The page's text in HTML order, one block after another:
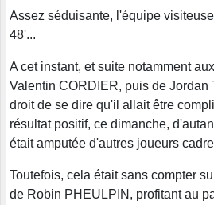
Assez séduisante, l'équipe
48'...
A cet instant, et suite notamment
Valentin CORDIER, puis de Jordan
droit de se dire qu'il allait être
résultat positif, ce dimanche,
était amputée d'autres joueurs
Toutefois, cela était sans compter
de Robin PHEULPIN, profitant au